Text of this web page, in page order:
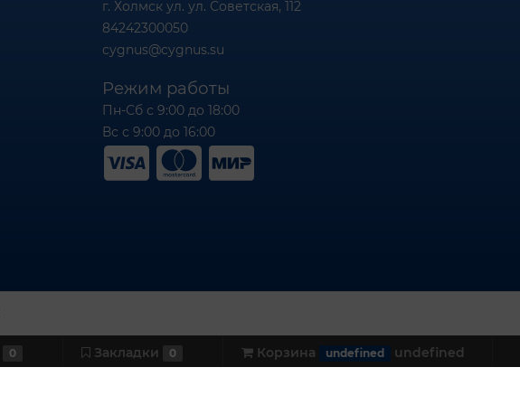
г. Холмск ул. ул. Советская, 112
84242300050
cygnus@cygnus.su
Режим работы
Пн-Сб с 9:00 до 18:00
Вс с 9:00 до 16:00
0 Закладки 0 Корзина undefined undefined